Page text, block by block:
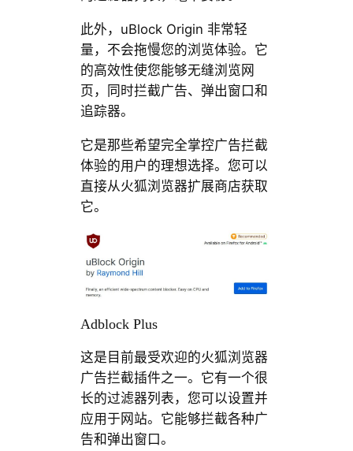
此外，uBlock Origin 非常轻
量，不会拖慢您的浏览体验。它
的高效性使您能够无缝浏览网
页，同时拦截广告、弹出窗口和
追踪器。
它是那些希望完全掌控广告拦截
体验的用户的理想选择。您可以
直接从火狐浏览器扩展商店获取
它。
Adblock Plus
这是目前最受欢迎的火狐浏览器
广告拦截插件之一。它有一个很
长的过滤器列表，您可以设置并
应用于网站。它能够拦截各种广
告和弹出窗口。